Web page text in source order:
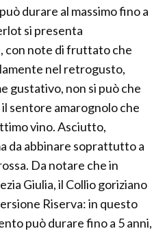
durare al massimo fino a
si presenta
con note di fruttato che
nel retrogusto,
gustativo, non si può che
sentore amarognolo che
vino. Asciutto,
da abbinare soprattutto a
Da notare che in
Giulia, il Collio goriziano
Riserva: in questo
può durare fino a 5 anni,